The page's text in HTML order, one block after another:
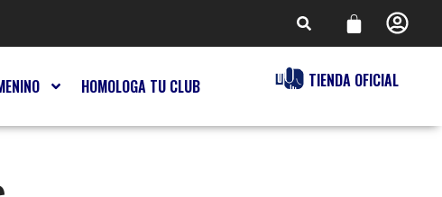
HOMOLOGA TU CLUB TIENDA OFICIAL